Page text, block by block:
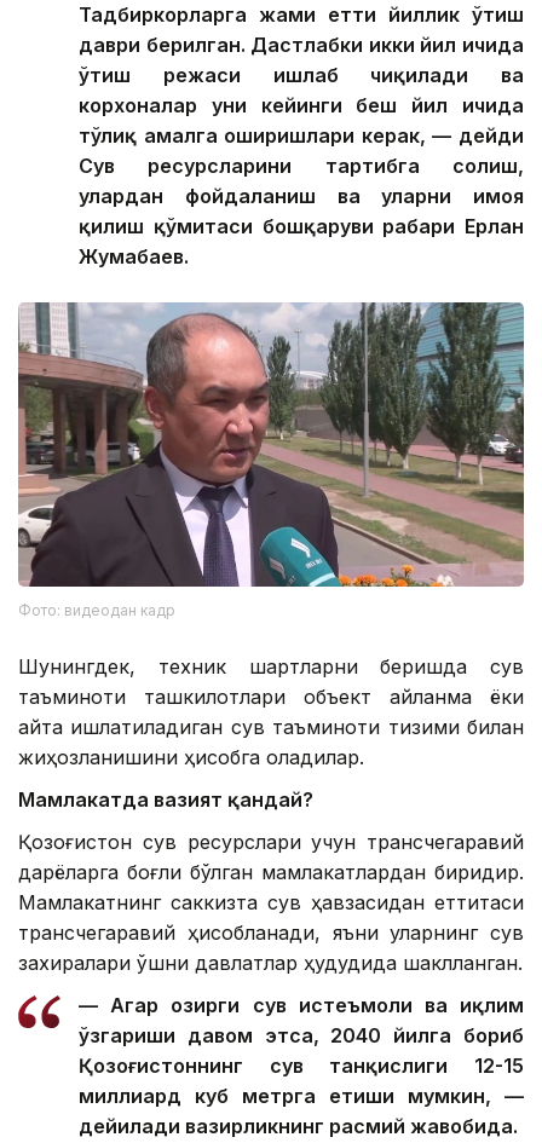
Тадбиркорларга жами етти йиллик ўтиш
даври берилган. Дастлабки икки йил ичида
ўтиш режаси ишлаб чиқилади ва
корхоналар уни кейинги беш йил ичида
тўлиқ амалга оширишлари керак, — дейди
Сув ресурсларини тартибга солиш,
улардан фойдаланиш ва уларни ҳимоя
қилиш қўмитаси бошқаруви раҳбари Ерлан
Жумабаев.
Фото: видеодан кадр
Шунингдек, техник шартларни беришда сув
таъминоти ташкилотлари объект айланма ёки
қайта ишлатиладиган сув таъминоти тизими билан
жиҳозланишини ҳисобга оладилар.
Мамлакатда вазият қандай?
Қозоғистон сув ресурслари учун трансчегаравий
дарёларга боғлиқ бўлган мамлакатлардан биридир.
Мамлакатнинг саккизта сув ҳавзасидан еттитаси
трансчегаравий ҳисобланади, яъни уларнинг сув
захиралари қўшни давлатлар ҳудудида шаклланган.
— Агар ҳозирги сув истеъмоли ва иқлим
ўзгариши давом этса, 2040 йилга бориб
Қозоғистоннинг сув танқислиги 12-15
миллиард куб метрга етиши мумкин, —
дейилади вазирликнинг расмий жавобида.